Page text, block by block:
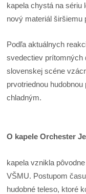
kapela chystá na sériu
nový materiál širšiemu
Podľa aktuálnych
svedectiev prítomných
slovenskej scéne
prvotriednou
chladným.
O kapele Orchester
kapela vznikla
VŠMU. Postupom
hudobné teleso, ktoré